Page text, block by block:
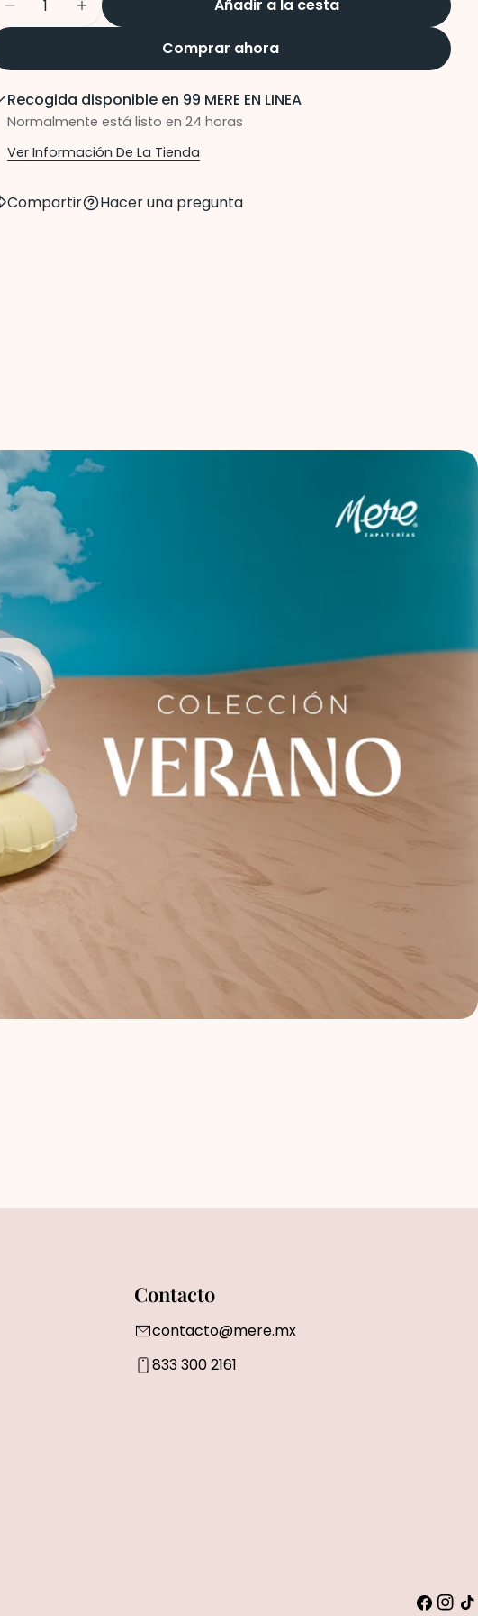
Disminuir cantidad para Barcelona Sandalia Piso
Aumentar cantidad para Barcelona Sandalia
Añadir a la cesta
Comprar ahora
Recogida disponible en 99 MERE EN LINEA
Normalmente está listo en 24 horas
Ver Información De La Tienda
Compartir Hacer una pregunta
Contacto
contacto@mere.mx
833 300 2161
Tik